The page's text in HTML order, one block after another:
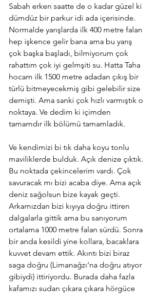
Sabah erken saatte de o kadar güzel ki
dümdüz bir parkur idi ada içerisinde.
Normalde yarışlarda ilk 400 metre falan
hep işkence gelir bana ama bu yarış
çok başka başladı, bilmiyorum çok
rahattım çok iyi gelmşiti su. Hatta Taha
hocam ilk 1500 metre adadan çıkış bir
türlü bitmeyecekmiş gibi gelebilir size
demişti. Ama sanki çok hızlı varmıştık o
noktaya. Ve dedim ki içimden
tamamdır ilk bölümü tamamladık.
Ve kendimizi bi tık daha koyu tonlu
maviliklerde bulduk. Açık denize çıktık.
Bu noktada çekincelerim vardı. Çok
savuracak mı bizi acaba diye. Ama açık
deniz sağolsun bize kayak geçti.
Arkamızdan bizi kıyıya doğru ittiren
dalgalarla gittik ama bu sanıyorum
ortalama 1000 metre falan sürdü. Sonra
bir anda kesildi yine kollara, bacaklara
kuvvet devam ettik. Akıntı bizi biraz
saga doğru (Limanağzı’na doğru atıyor
gibiydi) ittiriyordu. Burada daha fazla
kafamızı sudan çıkara çıkara hörgüce